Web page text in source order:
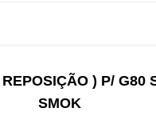
) P/ G80
SMOK